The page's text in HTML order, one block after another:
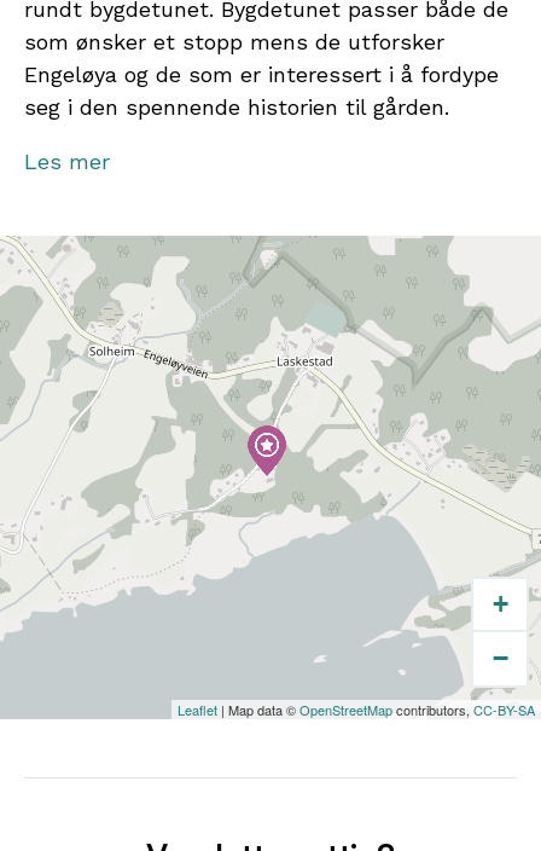
rundt bygdetunet. Bygdetunet passer både de
som ønsker et stopp mens de utforsker
Engeløya og de som er interessert i å fordype
seg i den spennende historien til gården.
Husene på bygdetunet har ikke gjennomgått
Les mer
+
−
Leaflet | Map data ©OpenStreetMapcontributors, CC-BY-SA